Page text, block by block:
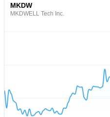
MKDW
MKDWELL Tech Inc.